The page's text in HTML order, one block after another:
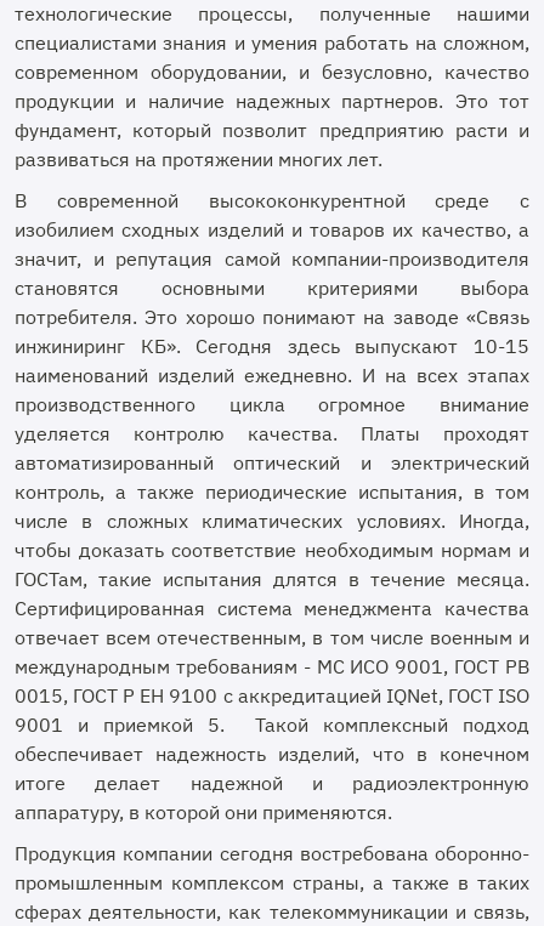
технологические процессы, полученные нашими
специалистами знания и умения работать на сложном,
современном оборудовании, и безусловно, качество
продукции и наличие надежных партнеров. Это тот
фундамент, который позволит предприятию расти и
развиваться на протяжении многих лет.
В современной высококонкурентной среде с
изобилием сходных изделий и товаров их качество, а
значит, и репутация самой компании-производителя
становятся основными критериями выбора
потребителя. Это хорошо понимают на заводе «Связь
инжиниринг КБ». Сегодня здесь выпускают 10-15
наименований изделий ежедневно. И на всех этапах
производственного цикла огромное внимание
уделяется контролю качества. Платы проходят
автоматизированный оптический и электрический
контроль, а также периодические испытания, в том
числе в сложных климатических условиях. Иногда,
чтобы доказать соответствие необходимым нормам и
ГОСТам, такие испытания длятся в течение месяца.
Сертифицированная система менеджмента качества
отвечает всем отечественным, в том числе военным и
международным требованиям - МС ИСО 9001, ГОСТ РВ
0015, ГОСТ Р ЕН 9100 с аккредитацией IQNet, ГОСТ ISO
9001 и приемкой 5. Такой комплексный подход
обеспечивает надежность изделий, что в конечном
итоге делает надежной и радиоэлектронную
аппаратуру, в которой они применяются.
Продукция компании сегодня востребована оборонно-
промышленным комплексом страны, а также в таких
сферах деятельности, как телекоммуникации и связь,